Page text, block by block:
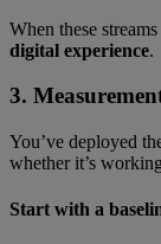
When these
digital experience.
3.
You’ve deployed
whether it’s
Start with a